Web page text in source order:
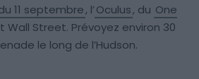
11 septembre, l’Oculus, du One
Wall Street. Prévoyez environ 30
le long de l’Hudson.